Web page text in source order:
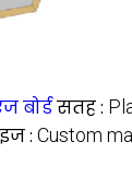
बोर्डसतह :
: Custom